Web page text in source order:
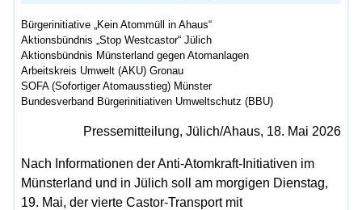
Bürgerinitiative „Kein Atommüll in Ahaus“
Aktionsbündnis „Stop Westcastor“ Jülich
Aktionsbündnis Münsterland gegen Atomanlagen
Arbeitskreis Umwelt (AKU) Gronau
SOFA (Sofortiger Atomausstieg) Münster
Bundesverband Bürgerinitiativen Umweltschutz (BBU)
Pressemitteilung, Jülich/Ahaus, 18. Mai 2026
Nach Informationen der Anti-Atomkraft-Initiativen im
Münsterland und in Jülich soll am morgigen Dienstag,
19. Mai, der vierte Castor-Transport mit